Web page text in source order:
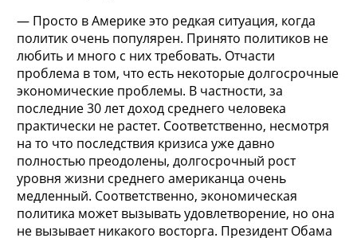
— Просто в Америке это редкая ситуация, когда
политик очень популярен. Принято политиков не
любить и много с них требовать. Отчасти
проблема в том, что есть некоторые долгосрочные
экономические проблемы. В частности, за
последние 30 лет доход среднего человека
практически не растет. Соответственно, несмотря
на то что последствия кризиса уже давно
полностью преодолены, долгосрочный рост
уровня жизни среднего американца очень
медленный. Соответственно, экономическая
политика может вызывать удовлетворение, но она
не вызывает никакого восторга. Президент Обама